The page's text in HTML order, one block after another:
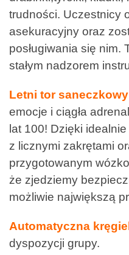
trudności. Uczestnicy
asekuracyjny oraz
posługiwania się nim.
stałym nadzorem
Letni tor saneczkowy
emocje i ciągła
lat 100! Dzięki
z licznymi zakrętami
przygotowanym
że zjedziemy
możliwie największą
Automatyczna
dyspozycji grupy.